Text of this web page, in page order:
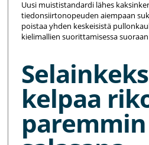
Uusi muististandardi lähes
tiedonsiirtonopeuden aiempaan
poistaa yhden keskeisistä
kielimallien suorittamisessa
kelpaa